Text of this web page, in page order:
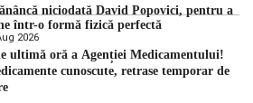
niciodată David Popovici, pentru a
într-o formă fizică perfectă
2026
ultimă oră a Agenției Medicamentului!
cunoscute, retrase temporar de